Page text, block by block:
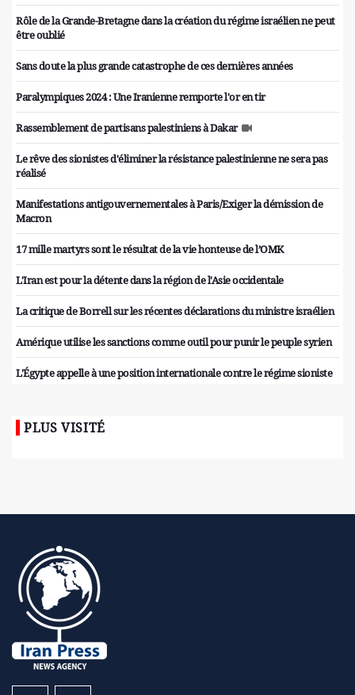
Rôle de la Grande-Bretagne dans la création du régime israélien ne peut
être oublié
Sans doute la plus grande catastrophe de ces dernières années
Paralympiques 2024 : Une Iranienne remporte l'or en tir
Rassemblement de partisans palestiniens à Dakar
Le rêve des sionistes d'éliminer la résistance palestinienne ne sera pas
réalisé
Manifestations antigouvernementales à Paris/Exiger la démission de
Macron
17 mille martyrs sont le résultat de la vie honteuse de l’OMK
L'Iran est pour la détente dans la région de l'Asie occidentale
La critique de Borrell sur les récentes déclarations du ministre israélien
Amérique utilise les sanctions comme outil pour punir le peuple syrien
L'Égypte appelle à une position internationale contre le régime sioniste
PLUS VISITÉ